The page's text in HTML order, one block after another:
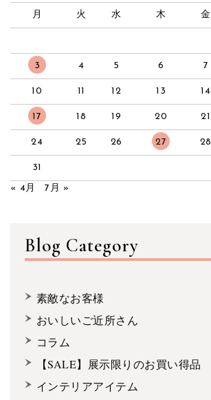
月 火 水 木 金
3 4 5 6 7
10 11 12 13 14
17 18 19 20 21
24 25 26 27 28
31
« 4月
7月 »
Blog Category
素敵なお客様
おいしいご近所さん
コラム
【SALE】展示限りのお買い得品
インテリアアイテム